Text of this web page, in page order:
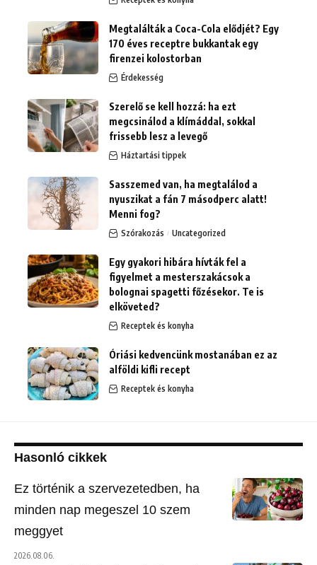
Megtalálták a Coca-Cola elődjét? Egy
170 éves receptre bukkantak egy
firenzei kolostorban
Érdekesség
Szerelő se kell hozzá: ha ezt
megcsinálod a klímáddal, sokkal
frissebb lesz a levegő
Háztartási tippek
Sasszemed van, ha megtalálod a
nyuszikat a fán 7 másodperc alatt!
Menni fog?
Szórakozás Uncategorized
Egy gyakori hibára hívták fel a
figyelmet a mesterszakácsok a
bolognai spagetti főzésekor. Te is
elköveted?
Receptek és konyha
Óriási kedvencünk mostanában ez az
alföldi kifli recept
Receptek és konyha
Hasonló cikkek
Ez történik a szervezetedben, ha
minden nap megeszel 10 szem
meggyet
2026.08.06.